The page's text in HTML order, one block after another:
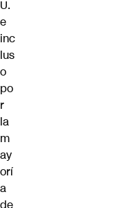
U.
e
inc
lus
o
po
r
la
m
ay
orí
a